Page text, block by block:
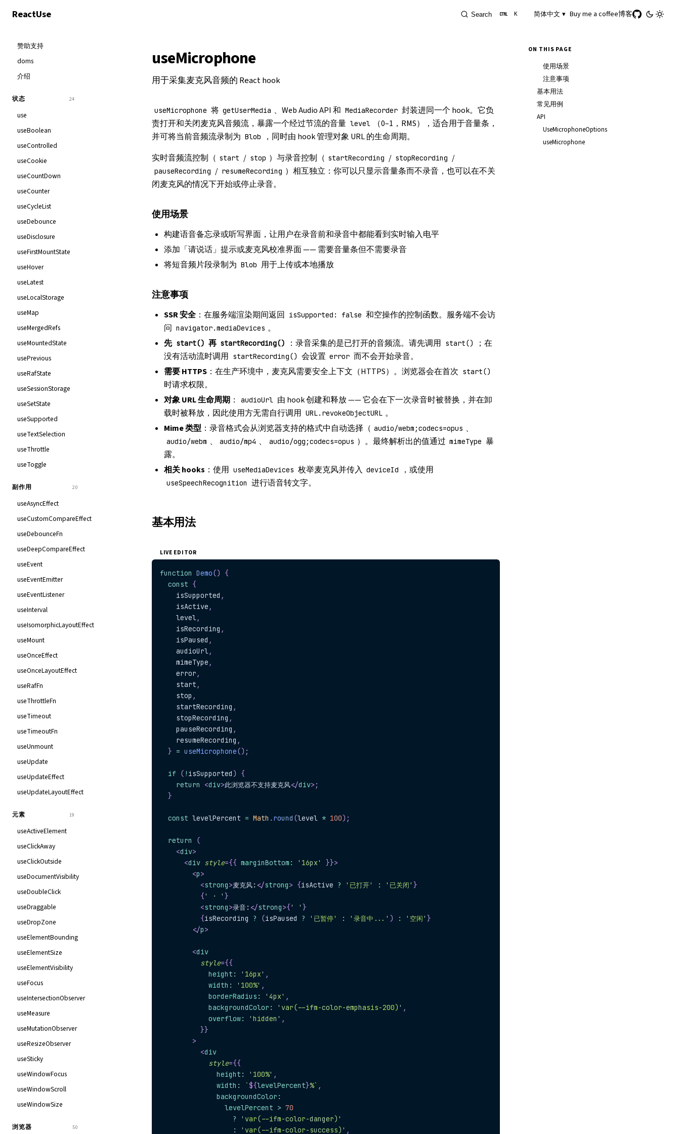
ReactUse Search K 简体中文 ▾ Buy me a coffee博客
赞助支持
doms
介绍
状态 24
use
useBoolean
useControlled
useCookie
useCountDown
useCounter
useCycleList
useDebounce
useDisclosure
useFirstMountState
useHover
useLatest
useLocalStorage
useMap
useMergedRefs
useMountedState
usePrevious
useRafState
useSessionStorage
useSetState
useSupported
useTextSelection
useThrottle
useToggle
副作用 20
useAsyncEffect
useCustomCompareEffect
useDebounceFn
useDeepCompareEffect
useEvent
useEventEmitter
useEventListener
useInterval
useIsomorphicLayoutEffect
useMount
useOnceEffect
useOnceLayoutEffect
useRafFn
useThrottleFn
useTimeout
useTimeoutFn
useUnmount
useUpdate
useUpdateEffect
useUpdateLayoutEffect
元素 19
useActiveElement
useClickAway
useClickOutside
useDocumentVisibility
useDoubleClick
useDraggable
useDropZone
useElementBounding
useElementSize
useElementVisibility
useFocus
useIntersectionObserver
useMeasure
useMutationObserver
useResizeObserver
useSticky
useWindowFocus
useWindowScroll
useWindowSize
浏览器 50
useMicrophone
用于采集麦克风音频的 React hook
useMicrophone 将 getUserMedia 、Web Audio API和 MediaRecorder 封装进同一个 hook。它负
责打开和关闭麦克风音频流，暴露一个经过节流的音量 level
（0–1，RMS），适合用于音量条，
并可将当前音频流录制为 Blob
，同时由 hook 管理对象 URL 的生命周期。
实时音频流控制（ start / stop ）与录音控制（ startRecording / stopRecording /
pauseRecording / resumeRecording ）相互独立：你可以只显示音量条而不录音，也可以在不关
闭麦克风的情况下开始或停止录音。
使用场景
构建语音备忘录或听写界面，让用户在录音前和录音中都能看到实时输入电平
添加「请说话」提示或麦克风校准界面 —— 需要音量条但不需要录音
将短音频片段录制为 Blob 用于上传或本地播放
注意事项
SSR 安全 ：在服务端渲染期间返回 isSupported: false 和空操作的控制函数。服务端不会访
问 navigator.mediaDevices 。
先 start() 再 startRecording() ：录音采集的是已打开的音频流。请先调用 start()
；在
没有活动流时调用 startRecording() 会设置 error 而不会开始录音。
需要 HTTPS ：在生产环境中，麦克风需要安全上下文（HTTPS）。浏览器会在首次 start()
时请求权限。
对象 URL 生命周期 ： audioUrl 由 hook 创建和释放 —— 它会在下一次录音时被替换，并在卸
载时被释放，因此使用方无需自行调用 URL.revokeObjectURL 。
Mime 类型 ：录音格式会从浏览器支持的格式中自动选择（ audio/webm;codecs=opus 、
audio/webm 、 audio/mp4 、 audio/ogg;codecs=opus ）。最终解析出的值通过 mimeType 暴
露。
相关 hooks ：使用 useMediaDevices 枚举麦克风并传入 deviceId ，或使用
useSpeechRecognition 进行语音转文字。
基本用法
LIVE EDITOR
function Demo()
{
const {
    isSupported
,
    isActive
,
    level
,
    isRecording
,
    isPaused
,
    audioUrl
,
    mimeType
,
    error
,
    start
,
    stop
,
    startRecording
,
    stopRecording
,
    pauseRecording
,
    resumeRecording
,
} = useMicrophone() ;
if ( ! isSupported)
{
return
<div>此浏览器不支持麦克风</div> ;
}
const levelPercent = Math . round (level * 100) ;
return
(
<div>
<div style={{ marginBottom : '16px' }}>
<p>
<strong>麦克风: </strong> {isActive ? '已打开' : '已关闭' }
{' · ' }
<strong>录音: </strong>{' ' }
{isRecording ? (isPaused ? '已暂停' : '录音中...' ) : '空闲' }
</p>
<div
style={{
            height
: '16px' ,
            width
: '100%' ,
            borderRadius
: '4px' ,
            backgroundColor
: 'var(--ifm-color-emphasis-200)' ,
            overflow
: 'hidden' ,
}}
>
<div
style={{
              height
: '100%' ,
              width
: `${levelPercent}%` ,
              backgroundColor
:
                levelPercent
> 70
?
'var(--ifm-color-danger)'
:
'var(--ifm-color-success)' ,
ON THIS PAGE
使用场景
注意事项
基本用法
常见用例
API
UseMicrophoneOptions
useMicrophone